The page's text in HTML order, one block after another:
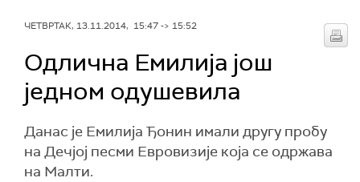
ЧЕТВРТАК, 13.11.2014, 15:47 -> 15:52
Одлична Емилија још
једном одушевила
Данас је Емилија Ђонин имали другу пробу
на Дечјој песми Евровизије која се одржава
на Малти.